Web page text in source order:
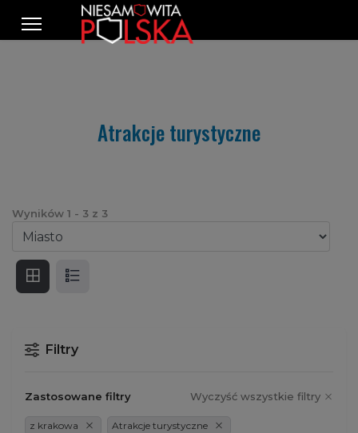
Atrakcje turystyczne
Wyników 1 - 3 z 3
Filtry
Zastosowane filtry Wyczyść wszystkie filtry
z krakowa Atrakcje turystyczne